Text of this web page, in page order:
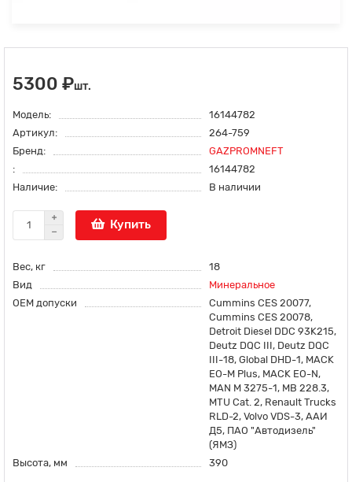
5300 ₽шт.
Модель:
16144782
Артикул:
264-759
Бренд:
GAZPROMNEFT
:
16144782
Наличие:
В наличии
Купить
Вес, кг
18
Вид
Минеральное
OEM допуски
Cummins CES 20077,
Cummins CES 20078,
Detroit Diesel DDC 93K215,
Deutz DQC III, Deutz DQC
III-18, Global DHD-1, MACK
EO-M Plus, MACK EO-N,
MAN M 3275-1, MB 228.3,
MTU Cat. 2, Renault Trucks
RLD-2, Volvo VDS-3, ААИ
Д5, ПАО "Автодизель"
(ЯМЗ)
Высота, мм
390